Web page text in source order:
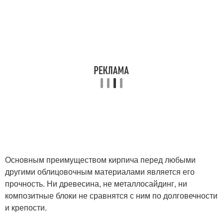
Основным преимуществом кирпича перед любыми
другими облицовочным материалами является его
прочность. Ни древесина, не металлосайдинг, ни
композитные блоки не сравнятся с ним по долговечности
и крепости.